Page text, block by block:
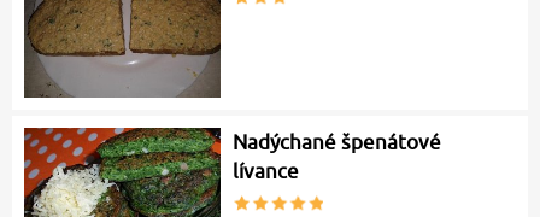
Nadýchané špenátové
lívance